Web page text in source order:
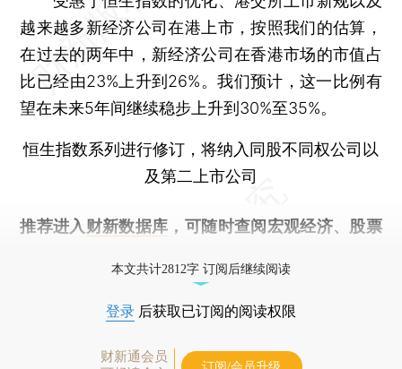
越来越多新经济公司在港上市，按照我们的估算，
在过去的两年中，新经济公司在香港市场的市值占
比已经由23%上升到26%。我们预计，这一比例有
望在未来5年间继续稳步上升到30%至35%。
恒生指数系列进行修订，将纳入同股不同权公司以
及第二上市公司
推荐进入 财新数据库 ，可随时查阅宏观经济、股票
本文共计2812字 订阅后继续阅读
登录 后获取已订阅的阅读权限
财新通会员